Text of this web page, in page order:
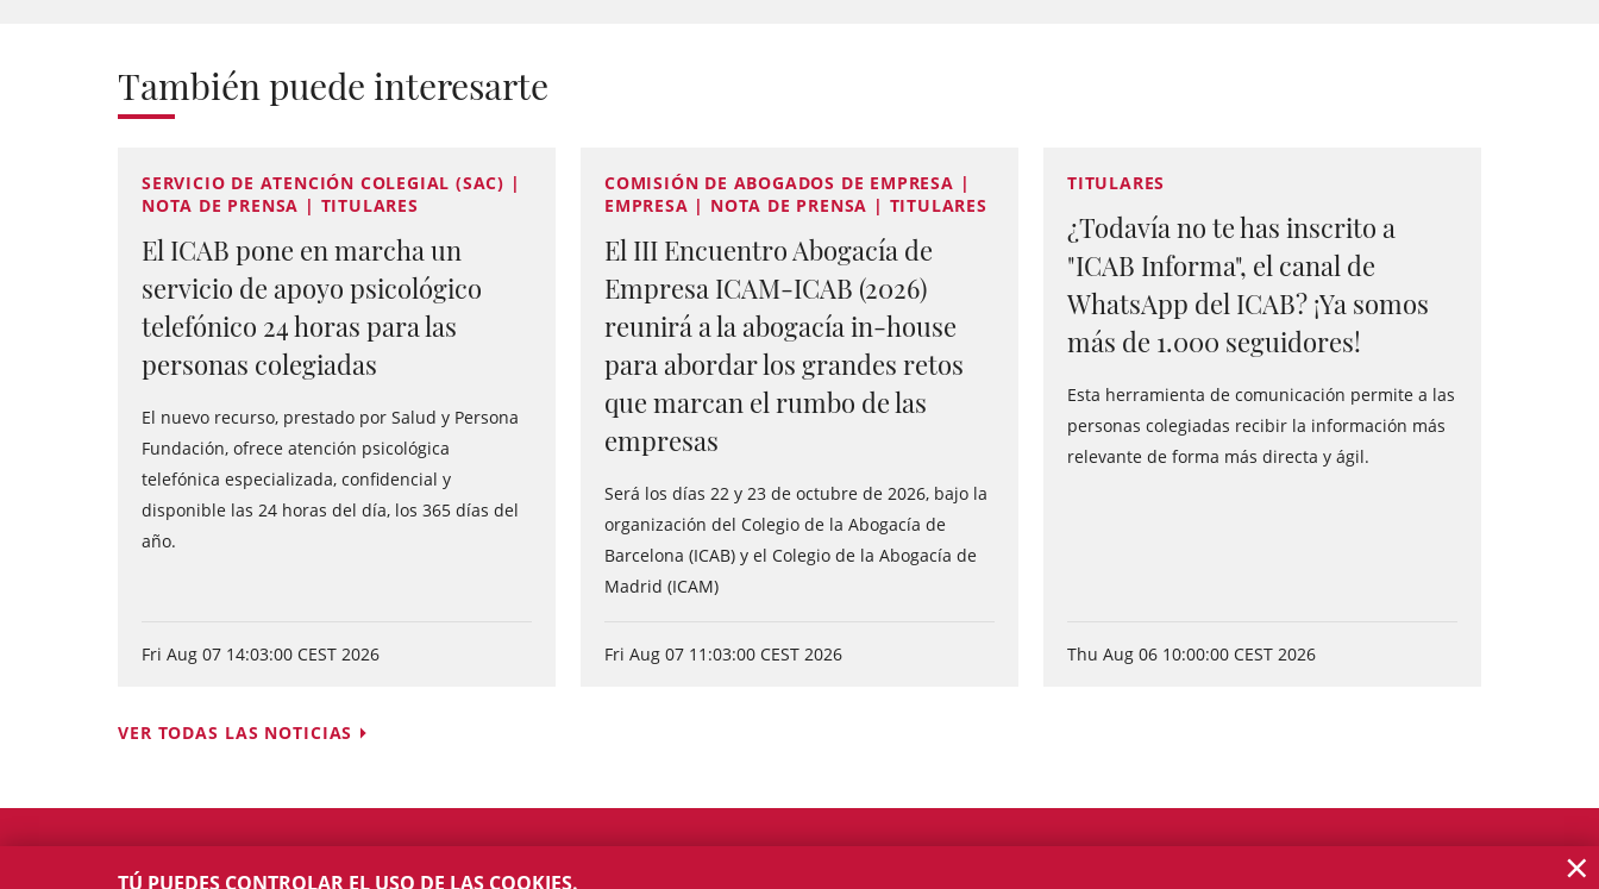
También puede interesarte
SERVICIO DE ATENCIÓN COLEGIAL (SAC) |
NOTA DE PRENSA | TITULARES
El ICAB pone en marcha un
servicio de apoyo psicológico
telefónico 24 horas para las
personas colegiadas
El nuevo recurso, prestado por Salud y Persona
Fundación, ofrece atención psicológica
telefónica especializada, confidencial y
disponible las 24 horas del día, los 365 días del
año.
Fri Aug 07 14:03:00 CEST 2026
COMISIÓN DE ABOGADOS DE EMPRESA |
EMPRESA | NOTA DE PRENSA | TITULARES
El III Encuentro Abogacía de
Empresa ICAM-ICAB (2026)
reunirá a la abogacía in-house
para abordar los grandes retos
que marcan el rumbo de las
empresas
Será los días 22 y 23 de octubre de 2026, bajo la
organización del Colegio de la Abogacía de
Barcelona (ICAB) y el Colegio de la Abogacía de
Madrid (ICAM)
Fri Aug 07 11:03:00 CEST 2026
TITULARES
¿Todavía no te has inscrito a
"ICAB Informa", el canal de
WhatsApp del ICAB? ¡Ya somos
más de 1.000 seguidores!
Esta herramienta de comunicación permite a las
personas colegiadas recibir la información más
relevante de forma más directa y ágil.
Thu Aug 06 10:00:00 CEST 2026
VER TODAS LAS NOTICIAS
TÚ PUEDES CONTROLAR EL USO DE LAS COOKIES. ×